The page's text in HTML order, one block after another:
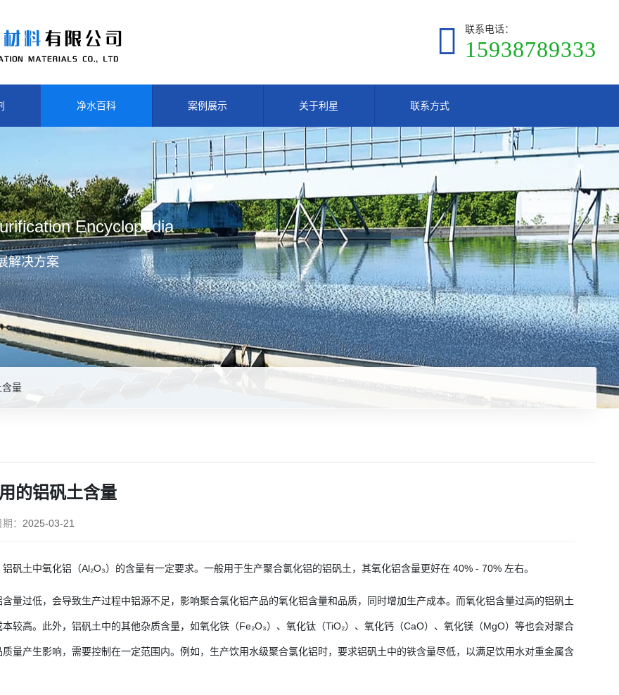
联系电话：
15938789333
净水百科 案例展示 关于利星 联系方式
Encyclopedia
解决方案
含量
的铝矾土含量
： 2025-03-21
铝矾土中氧化铝（Al₂O₃）的含量有一定要求。一般用于生产聚合氯化铝的铝矾土，其氧化铝含量更好在 40% - 70% 左右。
量过低，会导致生产过程中铝源不足，影响聚合氯化铝产品的氧化铝含量和品质，同时增加生产成本。而氧化铝含量过高的铝矾土
较高。此外，铝矾土中的其他杂质含量，如氧化铁（Fe₂O₃）、氧化钛（TiO₂）、氧化钙（CaO）、氧化镁（MgO）等也会对聚合
量产生影响，需要控制在一定范围内。例如，生产饮用水级聚合氯化铝时，要求铝矾土中的铁含量尽低，以满足饮用水对重金属含